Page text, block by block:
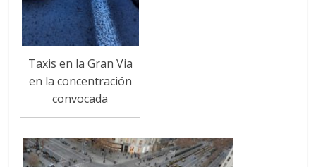
Taxis en la Gran Via
en la concentración
convocada